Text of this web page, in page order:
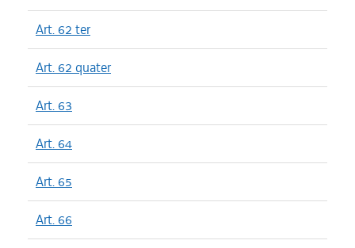
Art. 62 ter
Art. 62 quater
Art. 63
Art. 64
Art. 65
Art. 66